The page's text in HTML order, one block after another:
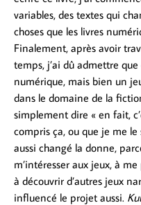
variables, des textes qui
choses que les livres
Finalement, après avoir
temps, j’ai dû admettre
numérique, mais bien un
dans le domaine de la
simplement dire « en fait,
compris ça, ou que je me
aussi changé la donne,
m’intéresser aux jeux, à
à découvrir d’autres jeux
influencé le projet aussi.